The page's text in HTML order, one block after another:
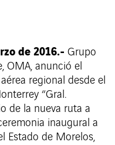
de 2016.- Grupo
OMA, anunció el
regional desde el
“Gral.
de la nueva ruta a
inaugural a
Estado de Morelos,